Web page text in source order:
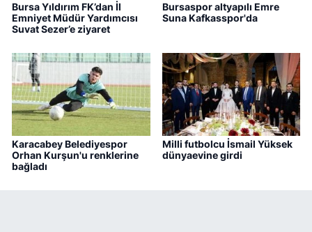
Bursa Yıldırım FK’dan İl
Emniyet Müdür Yardımcısı
Suvat Sezer’e ziyaret
Bursaspor altyapılı Emre
Suna Kafkasspor'da
Karacabey Belediyespor
Orhan Kurşun'u renklerine
bağladı
Milli futbolcu İsmail Yüksek
dünyaevine girdi